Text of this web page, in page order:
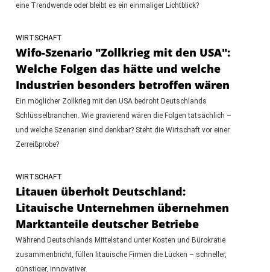
eine Trendwende oder bleibt es ein einmaliger Lichtblick?
WIRTSCHAFT
Wifo-Szenario "Zollkrieg mit den USA":
Welche Folgen das hätte und welche
Industrien besonders betroffen wären
Ein möglicher Zollkrieg mit den USA bedroht Deutschlands
Schlüsselbranchen. Wie gravierend wären die Folgen tatsächlich –
und welche Szenarien sind denkbar? Steht die Wirtschaft vor einer
Zerreißprobe?
WIRTSCHAFT
Litauen überholt Deutschland:
Litauische Unternehmen übernehmen
Marktanteile deutscher Betriebe
Während Deutschlands Mittelstand unter Kosten und Bürokratie
zusammenbricht, füllen litauische Firmen die Lücken – schneller,
günstiger, innovativer.